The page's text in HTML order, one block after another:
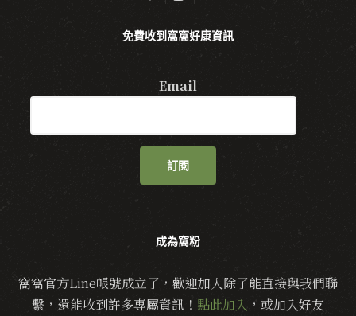
免費收到窩窩好康資訊
Email
訂閱
成為窩粉
窩窩官方Line帳號成立了，歡迎加入除了能直接與我們聯
繫，還能收到許多專屬資訊！ 點此加入 ，或加入好友